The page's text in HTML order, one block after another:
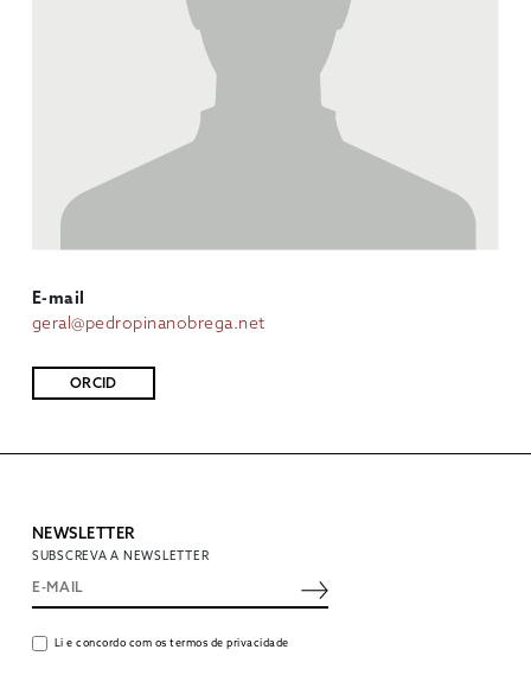
E-mail
geral@pedropinanobrega.net
ORCID
NEWSLETTER
SUBSCREVA A NEWSLETTER
Li e concordo com os termos de privacidade